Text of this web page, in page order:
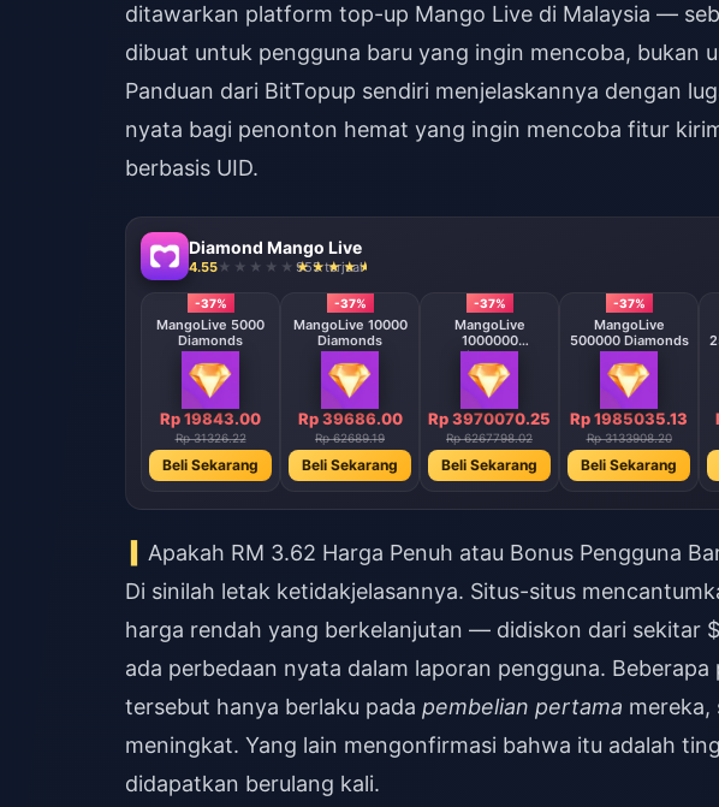
ditawarkan platform top-up Mango Live di Malaysia —
dibuat untuk pengguna baru yang ingin mencoba, bukan
Panduan dari BitTopup sendiri menjelaskannya dengan
nyata bagi penonton hemat yang ingin mencoba fitur
berbasis UID.
Diamond Mango Live
4.55 955 terjual
-37%
MangoLive 5000
Diamonds
Rp 19843.00
Rp 31326.22
Beli Sekarang
-37%
MangoLive 10000
Diamonds
Rp 39686.00
Rp 62689.19
Beli Sekarang
-37%
MangoLive
1000000
Diamonds
Rp 3970070.25
Rp 6267798.02
Beli Sekarang
-37%
MangoLive
500000 Diamonds
Rp 1985035.13
Rp 3133908.20
Beli Sekarang
Apakah RM 3.62 Harga Penuh atau Bonus Pengguna
Di sinilah letak ketidakjelasannya. Situs-situs
harga rendah yang berkelanjutan — didiskon dari sekitar
ada perbedaan nyata dalam laporan pengguna.
tersebut hanya berlaku pada pembelian pertama mereka,
meningkat. Yang lain mengonfirmasi bahwa itu adalah
didapatkan berulang kali.